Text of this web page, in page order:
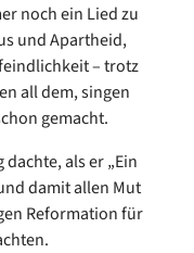
noch ein Lied zu
und Apartheid,
– trotz
all dem, singen
gemacht.
als er „Ein
damit allen Mut
Reformation für